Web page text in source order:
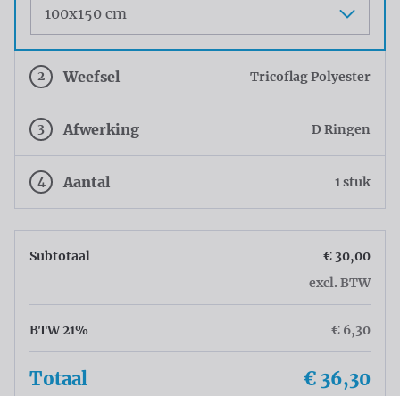
2 Weefsel Tricoflag Polyester
3 Afwerking D Ringen
4 Aantal 1 stuk
Subtotaal
€ 30,00
excl. BTW
BTW 21% € 6,30
Totaal € 36,30